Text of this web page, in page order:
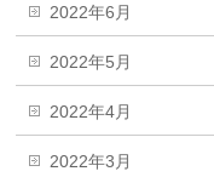
2022年6月
2022年5月
2022年4月
2022年3月